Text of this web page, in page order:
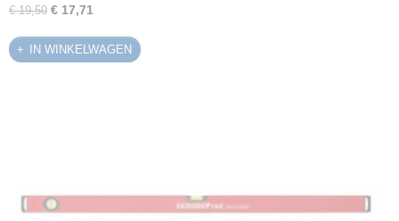
€ 19,50 € 17,71
IN WINKELWAGEN